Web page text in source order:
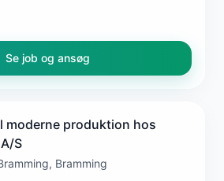
Se job og ansøg
moderne produktion hos
S
Bramming